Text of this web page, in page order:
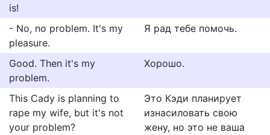
is!
- No, no problem. It's my
pleasure.
Я рад тебе помочь.
Good. Then it's my
problem.
Хорошо.
This Cady is planning to
rape my wife, but it's not
your problem?
Это Кэди планирует
изнасиловать свою
жену, но это не ваша